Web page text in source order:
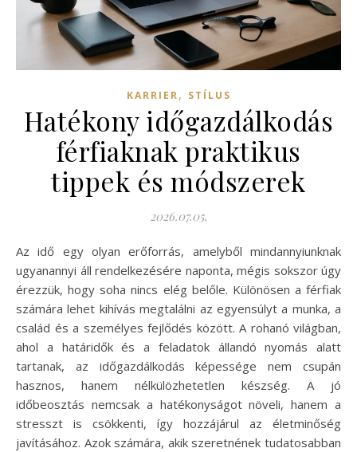
KARRIER, STÍLUS
Hatékony időgazdálkodás
férfiaknak praktikus
tippek és módszerek
2026.07.05.
Az idő egy olyan erőforrás, amelyből mindannyiunknak
ugyanannyi áll rendelkezésére naponta, mégis sokszor úgy
érezzük, hogy soha nincs elég belőle. Különösen a férfiak
számára lehet kihívás megtalálni az egyensúlyt a munka, a
család és a személyes fejlődés között. A rohanó világban,
ahol a határidők és a feladatok állandó nyomás alatt
tartanak, az időgazdálkodás képessége nem csupán
hasznos, hanem nélkülözhetetlen készség. A jó
időbeosztás nemcsak a hatékonyságot növeli, hanem a
stresszt is csökkenti, így hozzájárul az életminőség
javításához. Azok számára, akik szeretnének tudatosabban